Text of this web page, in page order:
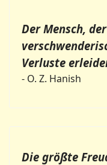
Der Mensch,
Verluste
- O. Z. Hanish
Die größte